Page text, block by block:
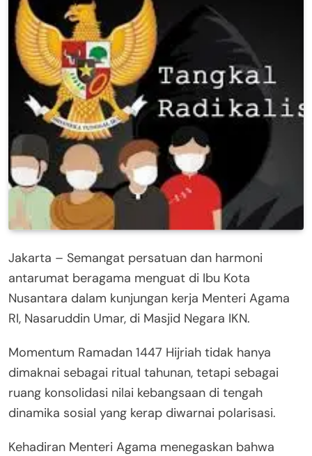
Jakarta – Semangat persatuan dan harmoni
antarumat beragama menguat di Ibu Kota
Nusantara dalam kunjungan kerja Menteri Agama
RI, Nasaruddin Umar, di Masjid Negara IKN.
Momentum Ramadan 1447 Hijriah tidak hanya
dimaknai sebagai ritual tahunan, tetapi sebagai
ruang konsolidasi nilai kebangsaan di tengah
dinamika sosial yang kerap diwarnai polarisasi.
Kehadiran Menteri Agama menegaskan bahwa